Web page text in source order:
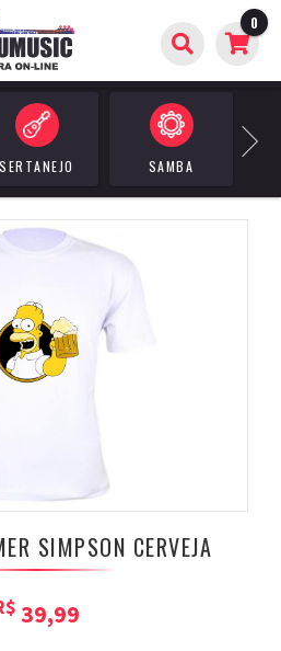
0
SERTANEJO SAMBA
Next
BUSCAR
SIMPSON CERVEJA
39,99